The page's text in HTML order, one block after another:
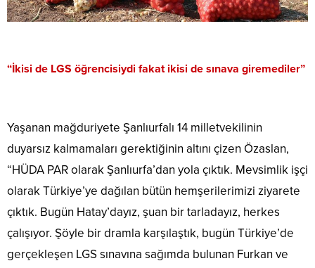
“İkisi de LGS öğrencisiydi fakat ikisi de sınava giremediler”
Yaşanan mağduriyete Şanlıurfalı 14 milletvekilinin
duyarsız kalmamaları gerektiğinin altını çizen Özaslan,
“HÜDA PAR olarak Şanlıurfa’dan yola çıktık. Mevsimlik işçi
olarak Türkiye’ye dağılan bütün hemşerilerimizi ziyarete
çıktık. Bugün Hatay’dayız, şuan bir tarladayız, herkes
çalışıyor. Şöyle bir dramla karşılaştık, bugün Türkiye’de
gerçekleşen LGS sınavına sağımda bulunan Furkan ve